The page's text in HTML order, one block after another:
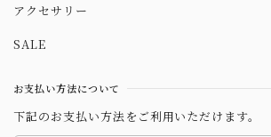
アクセサリー
SALE
お支払い方法について
下記のお支払い方法をご利用いただけます。